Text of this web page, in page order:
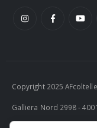
Copyright 2025
Galliera Nord 2998 -